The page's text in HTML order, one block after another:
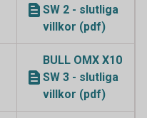
SW 2 - slutliga
villkor (pdf)
BULL OMX X10
SW 3 - slutliga
villkor (pdf)